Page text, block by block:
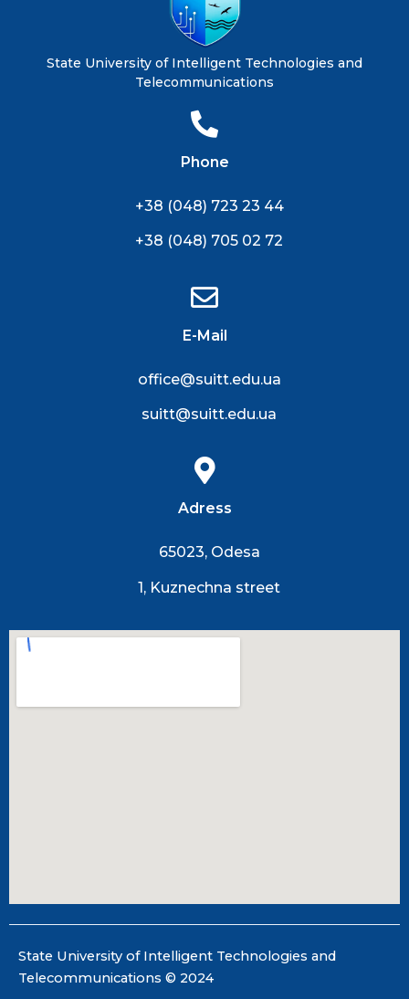
State University of Intelligent Technologies and
Telecommunications
Phone
+38 (048) 723 23 44
+38 (048) 705 02 72
E-Mail
office@suitt.edu.ua
suitt@suitt.edu.ua
Adress
65023, Odesa
1, Kuznechna street
State University of Intelligent Technologies and
Telecommunications © 2024